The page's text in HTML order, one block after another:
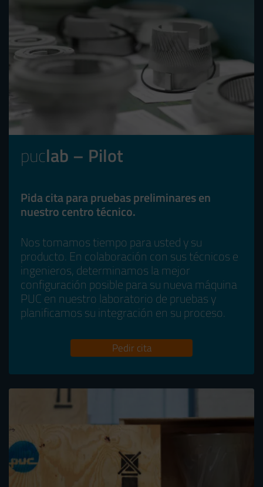
puclab – Pilot
Pida cita para pruebas preliminares en
nuestro centro técnico.
Nos tomamos tiempo para usted y su
producto. En colaboración con sus técnicos e
ingenieros, determinamos la mejor
configuración posible para su nueva máquina
PUC en nuestro laboratorio de pruebas y
planificamos su integración en su proceso.
Pedir cita